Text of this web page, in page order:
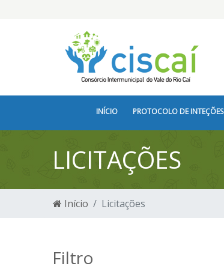
INÍCIO PROTOCOLO DE INTEÇÕES
LICITAÇÕES
Início Licitações
Filtro